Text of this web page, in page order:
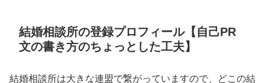
結婚相談所の登録プロフィール【自己PR
文の書き方のちょっとした工夫】
結婚相談所は大きな連盟で繋がっていますので、どこの結